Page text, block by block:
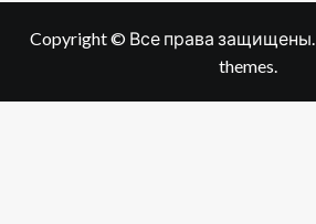
Copyright © Все права защищены.
themes.